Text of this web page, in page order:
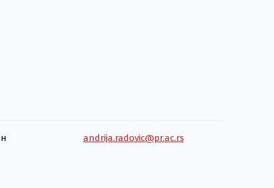
andrija.radovic@pr.ac.rs